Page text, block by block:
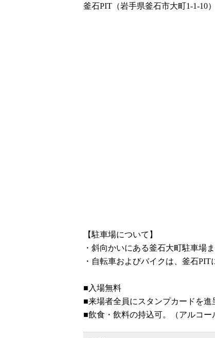
釜石PIT（岩手県釜石市大町1-1-10）
【駐車場について】
・斜向かいにある釜石大町駐車場
・自転車およびバイクは、釜石
■入場無料
■来場者全員にスタンプカードを
■飲食・飲料の持込可。（アルコ